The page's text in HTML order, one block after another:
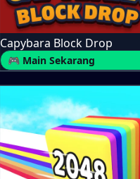
Capybara Block Drop
🎮 Main Sekarang